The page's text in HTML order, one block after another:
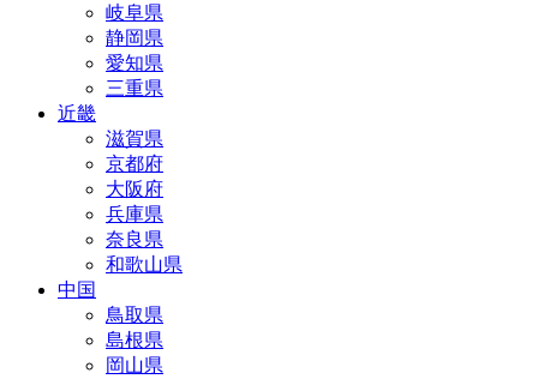
岐阜県
静岡県
愛知県
三重県
近畿
滋賀県
京都府
大阪府
兵庫県
奈良県
和歌山県
中国
鳥取県
島根県
岡山県